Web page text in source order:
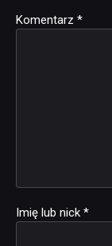
Komentarz *
Imię lub nick *
Alternative: